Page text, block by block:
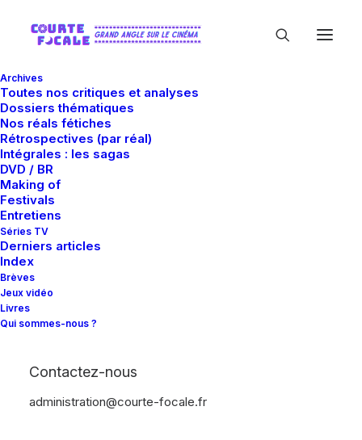
Archives
Toutes nos critiques et analyses
Dossiers thématiques
Nos réals fétiches
Rétrospectives (par réal)
Intégrales : les sagas
DVD / BR
Making of
Festivals
Entretiens
Séries TV
Derniers articles
Index
Brèves
Jeux vidéo
Livres
Qui sommes-nous ?
Contactez-nous
administration@courte-focale.fr